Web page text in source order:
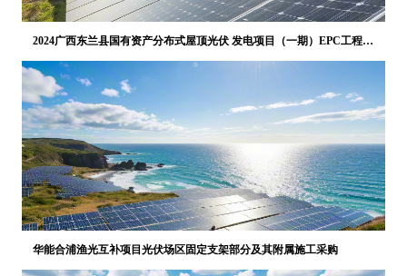
2024广西东兰县国有资产分布式屋顶光伏 发电项目（一期）EPC工程总
华能合浦渔光互补项目光伏场区固定支架部分及其附属施工采购